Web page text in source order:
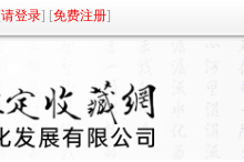
请登录] [免费注册]